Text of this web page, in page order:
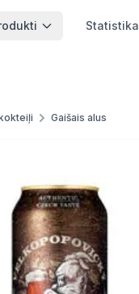
Statistika
Gaišais alus